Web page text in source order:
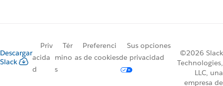
Descargar
Slack
Priv
acida
d
Tér
mino
s
Preferenci
as de cookies
Sus opciones
de privacidad
©2026 Slack
Technologies,
LLC, una
empresa de